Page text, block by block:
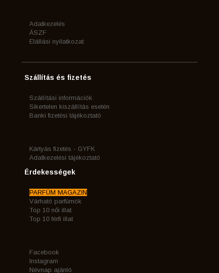
Adatkezelés
ÁSZF
Elállási nyilatkozat
Szállítás és fizetés
Szállítási információk
Sikertelen kiszállítás esetén
Banki fizetési tájékoztató
Kártyás fizetés - GYFK
Adatkezelési tájékoztató
Érdekességek
PARFÜM MAGAZIN
Várható parfümök
Top 10 női illat
Top 10 férfi illat
Facebook
Instagram
Névnap ajánló